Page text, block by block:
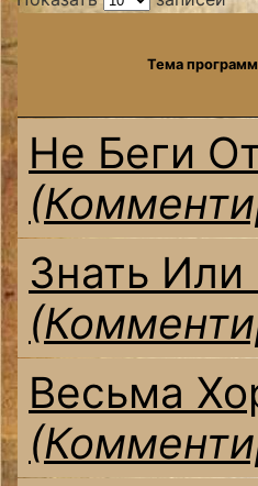
Тема
Не Беги
Знать Или
Весьма